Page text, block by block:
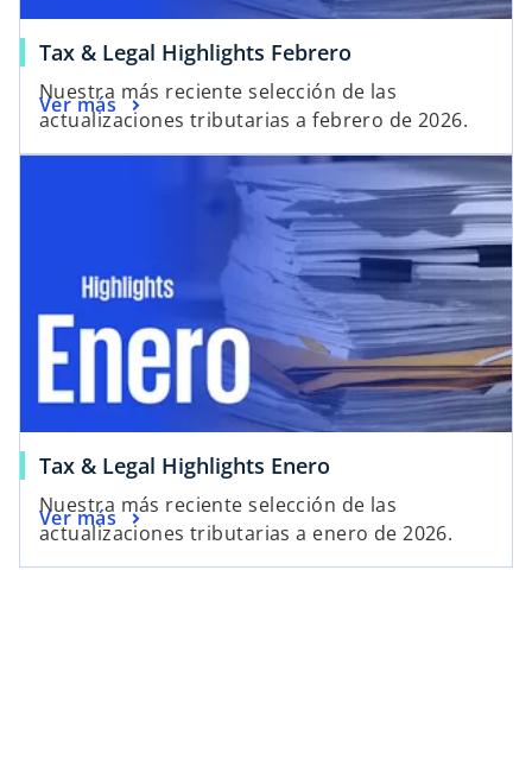
Tax & Legal Highlights Febrero
Nuestra más reciente selección de las
actualizaciones tributarias a febrero de 2026.
Ver más
Tax & Legal Highlights Enero
Nuestra más reciente selección de las
actualizaciones tributarias a enero de 2026.
Ver más